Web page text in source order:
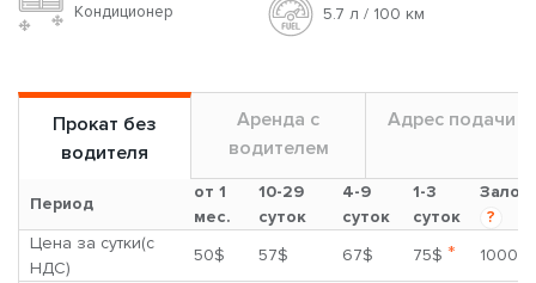
Кондиционер 5.7 л / 100 км
Прокат без
водителя
Аренда с
водителем
Адрес подачи
Период
от 1
мес.
10-29
суток
4-9
суток
1-3
суток
Залог
?
Цена за сутки(с
НДС)
50$ 57$ 67$ 75$ *
1000$